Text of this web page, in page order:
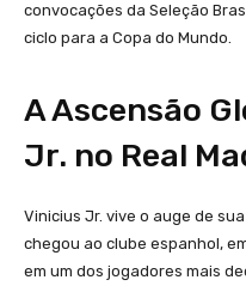
convocações da Seleção
ciclo para a Copa do Mundo.
A Ascensão
Jr. no Real
Vinicius Jr. vive o auge de
chegou ao clube espanhol,
em um dos jogadores mais